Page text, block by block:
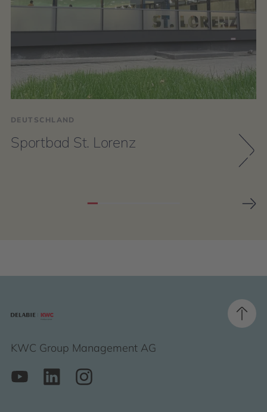
DEUTSCHLAND
Sportbad St. Lorenz
KWC Group Management AG